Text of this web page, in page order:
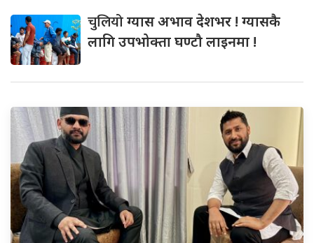
चुलियोग्यास अभाव देशभर ! ग्यासकै
लागि उपभोक्ता घण्टौ लाइनमा !